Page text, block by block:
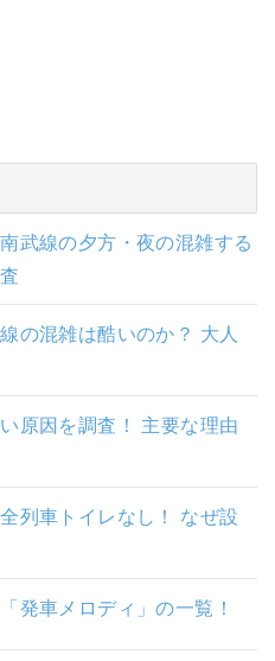
武線の夕方・夜の混雑する
の混雑は酷いのか？ 大人
原因を調査！ 主要な理由
列車トイレなし！ なぜ設
発車メロディ」の一覧！